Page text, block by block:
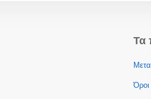
Τα
Όροι